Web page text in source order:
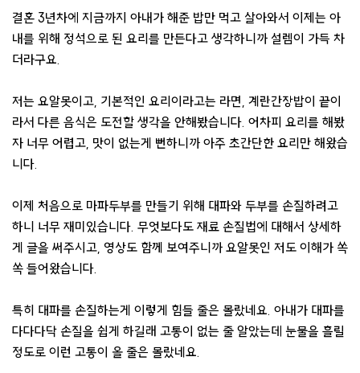
결혼 3년차에 지금까지 아내가 해준 밥만 먹고 살아와서 이제는 아
내를 위해 정석으로 된 요리를 만든다고 생각하니까 설렘이 가득 차
더라구요.
저는 요알못이고, 기본적인 요리이라고는 라면, 계란간장밥이 끝이
라서 다른 음식은 도전할 생각을 안해봤습니다. 어차피 요리를 해봤
자 너무 어렵고, 맛이 없는게 뻔하니까 아주 초간단한 요리만 해왔습
니다.
이제 처음으로 마파두부를 만들기 위해 대파와 두부를 손질하려고
하니 너무 재미있습니다. 무엇보다도 재료 손질법에 대해서 상세하
게 글을 써주시고, 영상도 함께 보여주니까 요알못인 저도 이해가 쏙
쏙 들어왔습니다.
특히 대파를 손질하는게 이렇게 힘들 줄은 몰랐네요. 아내가 대파를
다다다닥 손질을 쉽게 하길래 고통이 없는 줄 알았는데 눈물을 흘릴
정도로 이런 고통이 올 줄은 몰랐네요.